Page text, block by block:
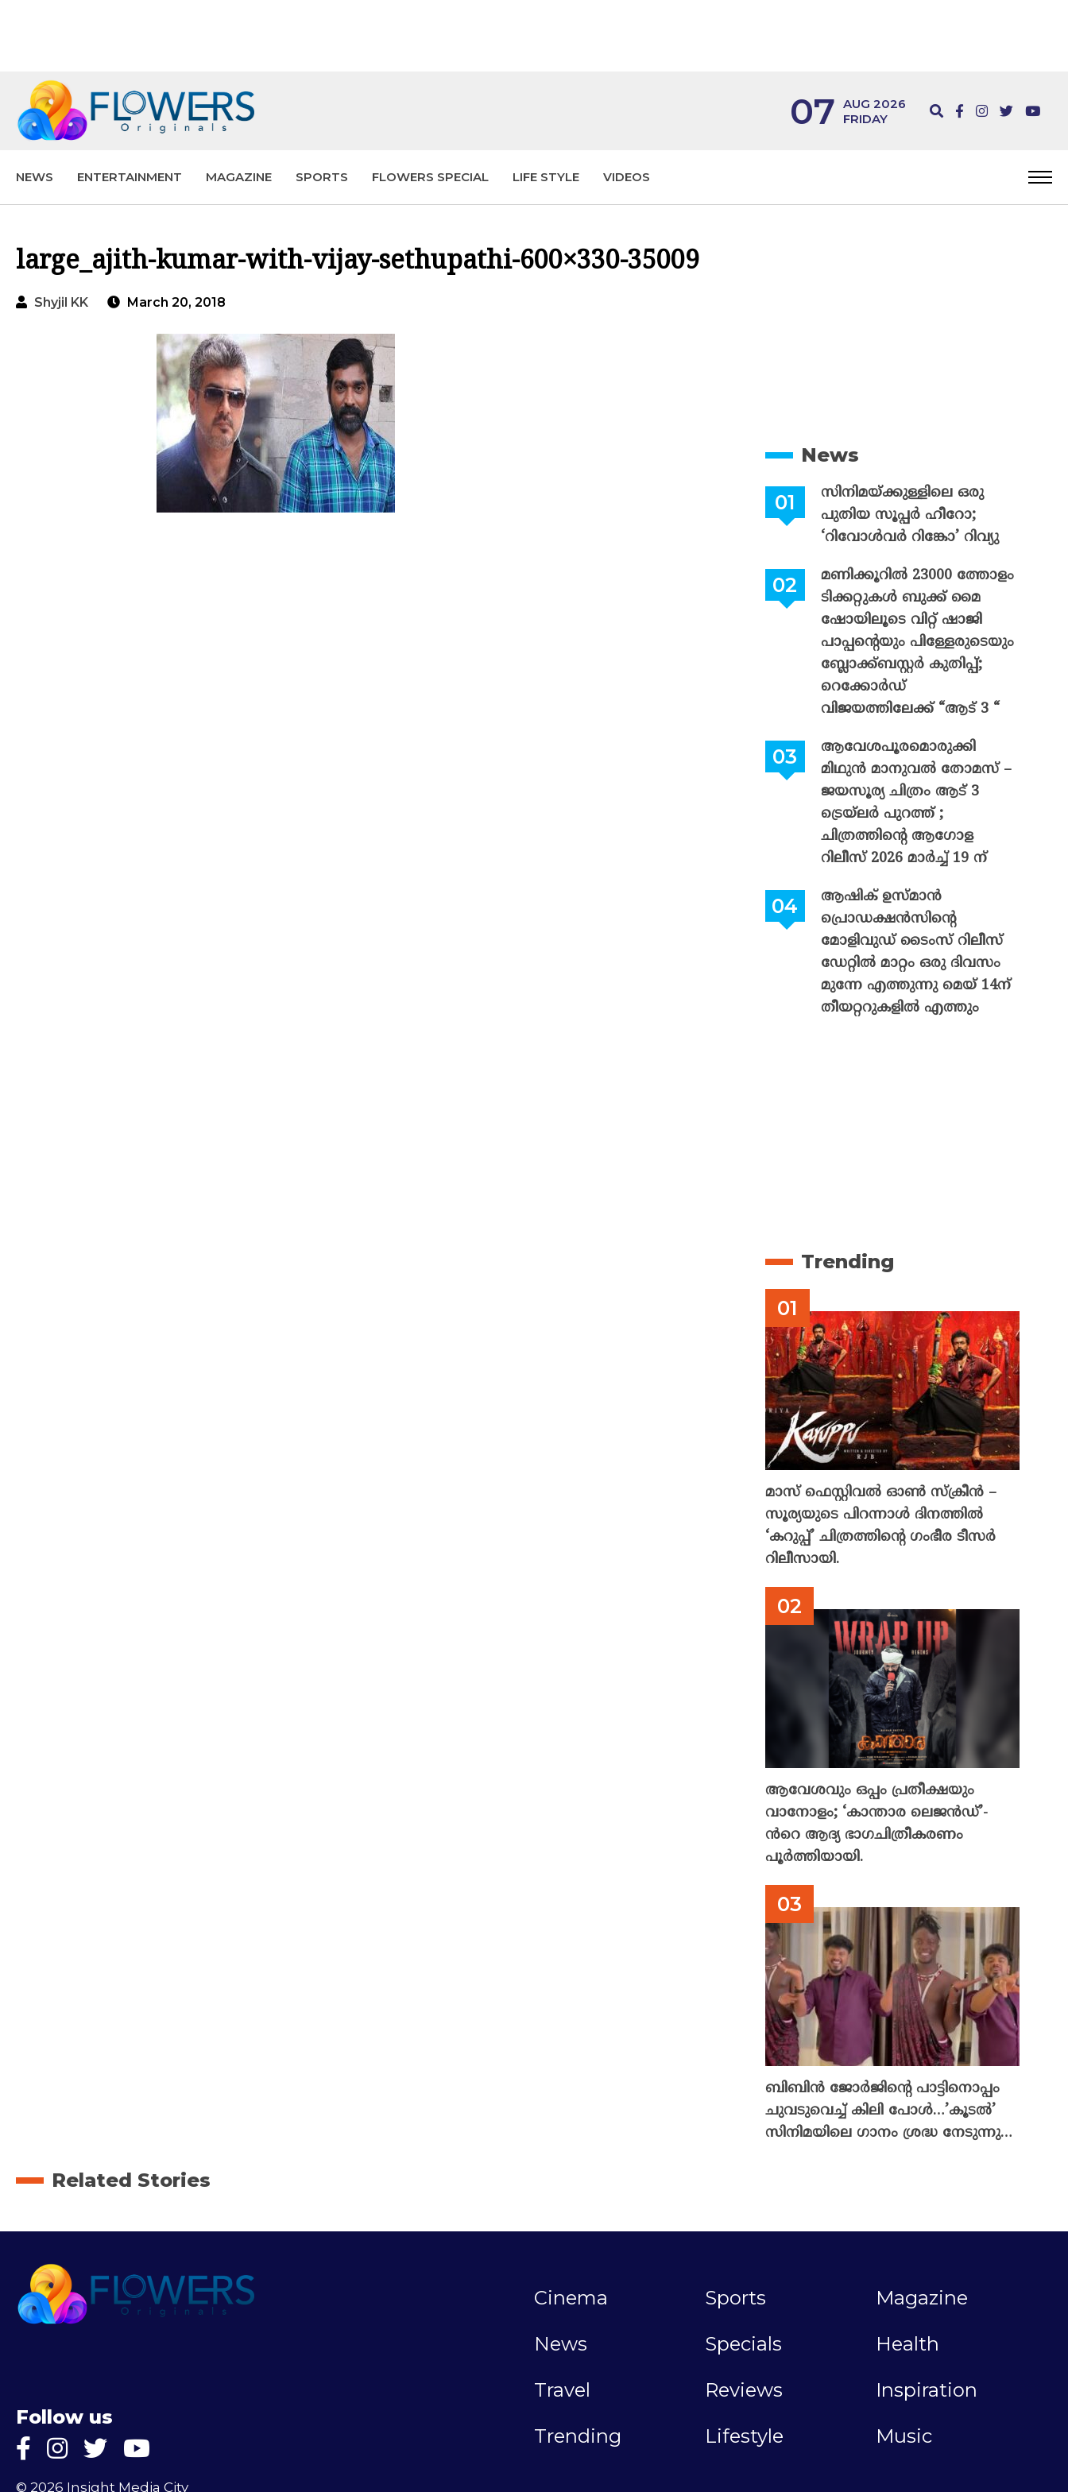
07 AUG 2026
FRIDAY
NEWS ENTERTAINMENT MAGAZINE SPORTS FLOWERS SPECIAL LIFE STYLE VIDEOS
large_ajith-kumar-with-vijay-sethupathi-600×330-35009
Shyjil KK March 20, 2018
News
സിനിമയ്ക്കുള്ളിലെ ഒരു
പുതിയ സൂപ്പർ ഹീറോ;
‘റിവോൾവർ റിങ്കോ’ റിവ്യു
മണിക്കൂറിൽ 23000 ത്തോളം
ടിക്കറ്റുകൾ ബുക്ക് മൈ
ഷോയിലൂടെ വിറ്റ് ഷാജി
പാപ്പന്റെയും പിള്ളേരുടെയും
ബ്ലോക്ക്ബസ്റ്റർ കുതിപ്പ്;
റെക്കോർഡ്
വിജയത്തിലേക്ക് “ആട് 3 “
ആവേശപൂരമൊരുക്കി
മിഥുൻ മാനുവൽ തോമസ് –
ജയസൂര്യ ചിത്രം ആട് 3
ട്രെയ്‌ലർ പുറത്ത് ;
ചിത്രത്തിന്റെ ആഗോള
റിലീസ് 2026 മാർച്ച് 19 ന്
ആഷിക് ഉസ്മാൻ
പ്രൊഡക്ഷൻസിന്റെ
മോളിവുഡ് ടൈംസ് റിലീസ്
ഡേറ്റിൽ മാറ്റം ഒരു ദിവസം
മുന്നേ എത്തുന്നു മെയ് 14ന്
തീയറ്ററുകളിൽ എത്തും
Trending
മാസ് ഫെസ്റ്റിവൽ ഓൺ സ്‌ക്രീൻ –
സൂര്യയുടെ പിറന്നാൾ ദിനത്തിൽ
‘കറുപ്പ്’ ചിത്രത്തിന്റെ ഗംഭീര ടീസർ
റിലീസായി.
ആവേശവും ഒപ്പം പ്രതീക്ഷയും
വാനോളം; ‘കാന്താര ലെജൻഡ്’-
ൻറെ ആദ്യ ഭാഗചിത്രീകരണം
പൂർത്തിയായി.
ബിബിൻ ജോർജിന്റെ പാട്ടിനൊപ്പം
ചുവടുവെച്ച് കിലി പോൾ…’കൂടൽ’
സിനിമയിലെ ഗാനം ശ്രദ്ധ നേടുന്നു…
Related Stories
Follow us
© 2026 Insight Media City
Cinema Sports
Magazine
News
Specials
Health
Travel
Reviews
Inspiration
Trending
Lifestyle Music